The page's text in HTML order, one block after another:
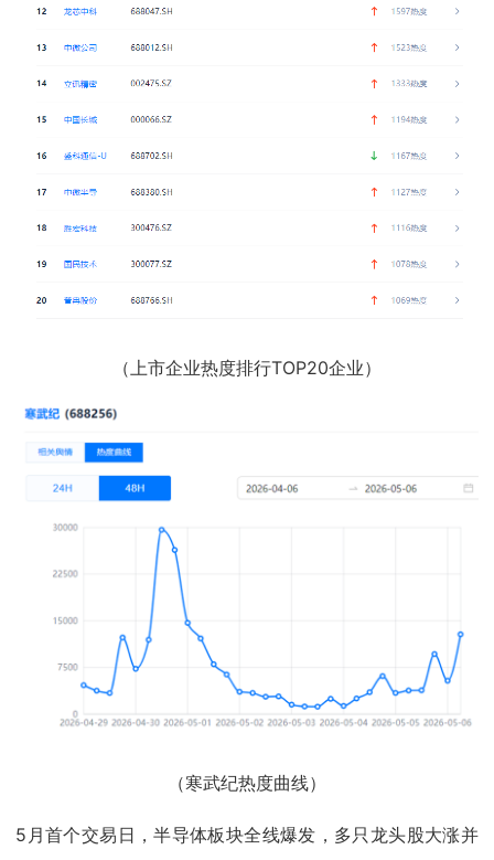
（上市企业热度排行TOP20企业）
（寒武纪热度曲线）
5月首个交易日，半导体板块全线爆发，多只龙头股大涨并